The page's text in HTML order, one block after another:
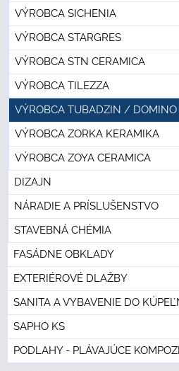
VÝROBCA SICHENIA
VÝROBCA STARGRES
VÝROBCA STN CERAMICA
VÝROBCA TILEZZA
VÝROBCA TUBADZIN /
VÝROBCA ZORKA KERAMIKA
VÝROBCA ZOYA CERAMICA
DIZAJN
NÁRADIE A PRÍSLUŠENSTVO
STAVEBNÁ CHÉMIA
FASÁDNE OBKLADY
EXTERIÉROVÉ DLAŽBY
SANITA A VYBAVENIE DO
SAPHO KS
PODLAHY - PLÁVAJÚCE